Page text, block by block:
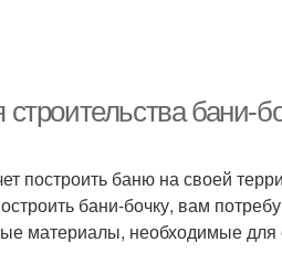
бани-
построить баню на своей
бани-бочку, вам
материалы, необходимые для